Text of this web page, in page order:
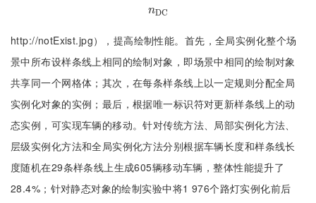
nDC
nDC
http://notExist.jpg），提高绘制性能。首先，全局实例化整个场
景中所布设样条线上相同的绘制对象，即场景中相同的绘制对象
共享同一个网格体；其次，在每条样条线上以一定规则分配全局
实例化对象的实例；最后，根据唯一标识符对更新样条线上的动
态实例，可实现车辆的移动。针对传统方法、局部实例化方法、
层级实例化方法和全局实例化方法分别根据车辆长度和样条线长
度随机在29条样条线上生成605辆移动车辆，整体性能提升了
28.4%；针对静态对象的绘制实验中将1 976个路灯实例化前后